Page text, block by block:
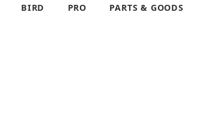
BIRD PRO PARTS & GOODS